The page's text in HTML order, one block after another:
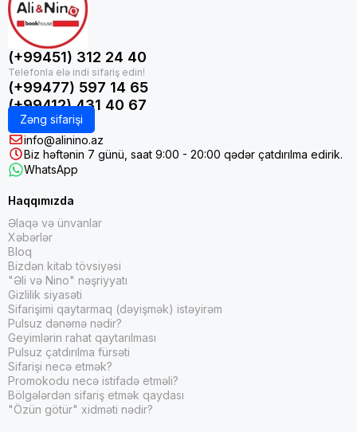
(+99451) 312 24 40
(+99477) 597 14 65
(+99412) 431 40 67
Zəng sifarişi
info@alinino.az
Biz həftənin 7 günü, saat 9:00 - 20:00 qədər çatdırılma edirik.
WhatsApp
Haqqımızda
Əlaqə və ünvanlar
Xəbərlər
Bloq
Bizdən kitab tövsiyəsi
"Əli və Nino" nəşriyyatı
Gizlilik siyasəti
Sifarişimi qaytarmaq (dəyişmək) istəyirəm
Pulsuz dənəmə nədir?
Geyimlərin rahat qaytarılması
Pulsuz çatdırılma fürsəti
Sifarişi necə etmək?
Promokodu necə istifadə etməli?
Bölgələrdən sifariş etmək qaydası
"Özün götür" xidməti nədir?